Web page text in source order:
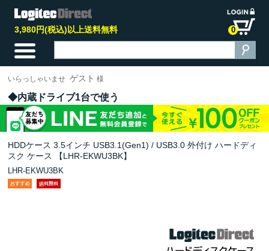
3,980円(税込)以上送料無料 0
いらっしゃいませ ゲスト 様
内蔵ドライブ1台で使う
HDDケース 3.5インチ USB3.1(Gen1) / USB3.0 外付け ハードディ
スク ケース 【LHR-EKWU3BK】
LHR-EKWU3BK